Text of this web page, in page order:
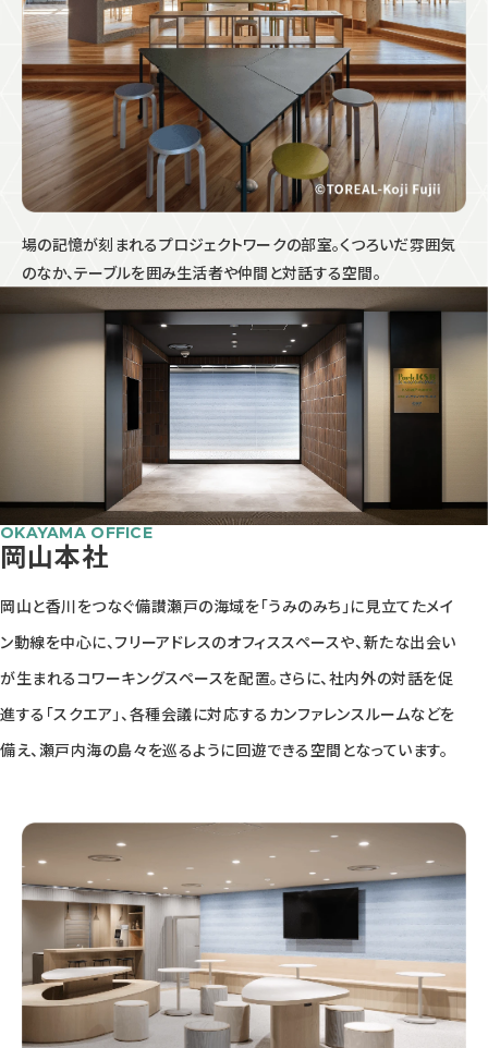
場の記憶が刻まれるプロジェクトワークの部室。くつろいだ雰囲気
のなか、テーブルを囲み生活者や仲間と対話する空間。
OKAYAMA OFFICE
岡山本社
岡山と香川をつなぐ備讃瀬戸の海域を「うみのみち」に見立てたメイ
ン動線を中心に、フリーアドレスのオフィススペースや、新たな出会い
が生まれるコワーキングスペースを配置。さらに、社内外の対話を促
進する「スクエア」、各種会議に対応するカンファレンスルームなどを
備え、瀬戸内海の島々を巡るように回遊できる空間となっています。